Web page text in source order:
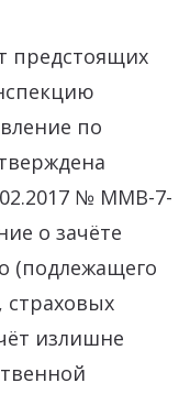
предстоящих
по
№ ММВ-7-
о зачёте
(подлежащего
излишне